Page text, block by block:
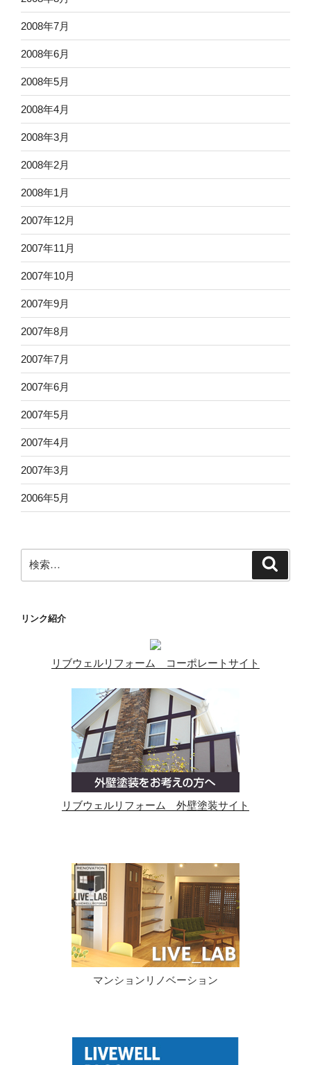
2008年7月
2008年6月
2008年5月
2008年4月
2008年3月
2008年2月
2008年1月
2007年12月
2007年11月
2007年10月
2007年9月
2007年8月
2007年7月
2007年6月
2007年5月
2007年4月
2007年3月
2006年5月
索:
リンク紹介
リブウェルリフォーム コーポレートサイト
リブウェルリフォーム 外壁塗装サイト
マンションリノベーション